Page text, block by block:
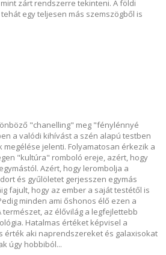
zárt rendszerre tekinteni. A földi
egy teljesen más szemszögből is
"chanelling" meg "fénylénnyé
a valódi kihívást a szén alapú testben
jelenti. Folyamatosan érkezik a
"kultúra" romboló ereje, azért, hogy
Azért, hogy lerombolja a
és gyűlöletet gerjesszen egymás
fajult, hogy az ember a saját testétől is
minden ami őshonos élő ezen a
természet, az élővilág a legfejlettebb
Hatalmas értéket képvisel a
érték aki naprendszereket és galaxisokat
úgy hobbiból...